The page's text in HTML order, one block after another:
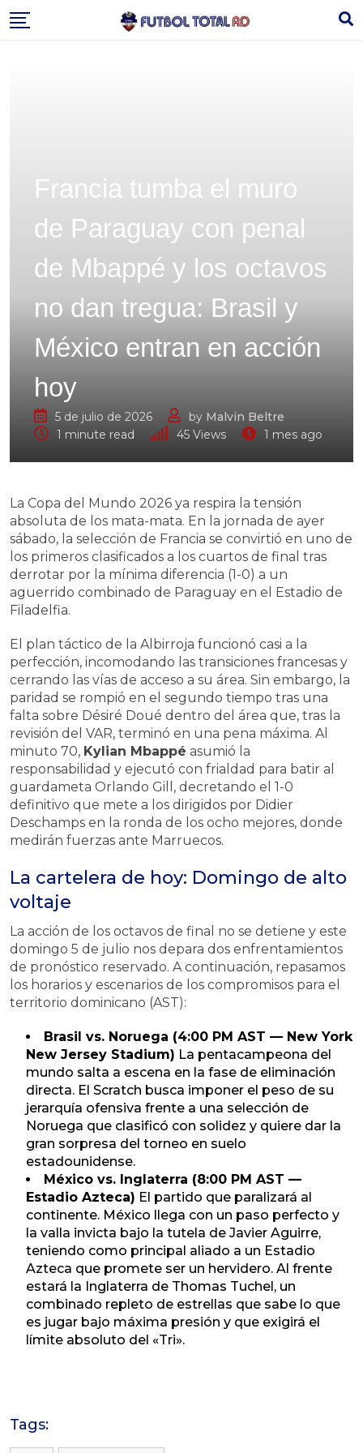
to
Francia tumba el muro
de Paraguay con penal
de Mbappé y los octavos
no dan tregua: Brasil y
México entran en acción
hoy
5 de julio de 2026 by Malvin Beltre
1 minute read
45 Views 1 mes ago
La Copa del Mundo 2026 ya respira la tensión
absoluta de los mata-mata. En la jornada de ayer
sábado, la selección de Francia se convirtió en uno de
los primeros clasificados a los cuartos de final tras
derrotar por la mínima diferencia (1-0) a un
aguerrido combinado de Paraguay en el Estadio de
Filadelfia.
El plan táctico de la Albirroja funcionó casi a la
perfección, incomodando las transiciones francesas y
cerrando las vías de acceso a su área. Sin embargo, la
paridad se rompió en el segundo tiempo tras una
falta sobre Désiré Doué dentro del área que, tras la
revisión del VAR, terminó en una pena máxima. Al
minuto 70, Kylian Mbappé asumió la
responsabilidad y ejecutó con frialdad para batir al
guardameta Orlando Gill, decretando el 1-0
definitivo que mete a los dirigidos por Didier
Deschamps en la ronda de los ocho mejores, donde
medirán fuerzas ante Marruecos.
La cartelera de hoy: Domingo de alto
voltaje
La acción de los octavos de final no se detiene y este
domingo 5 de julio nos depara dos enfrentamientos
de pronóstico reservado. A continuación, repasamos
los horarios y escenarios de los compromisos para el
territorio dominicano (AST):
Brasil vs. Noruega (4:00 PM AST — New York
New Jersey Stadium) La pentacampeona del
mundo salta a escena en la fase de eliminación
directa. El Scratch busca imponer el peso de su
jerarquía ofensiva frente a una selección de
Noruega que clasificó con solidez y quiere dar la
gran sorpresa del torneo en suelo
estadounidense.
México vs. Inglaterra (8:00 PM AST —
Estadio Azteca) El partido que paralizará al
continente. México llega con un paso perfecto y
la valla invicta bajo la tutela de Javier Aguirre,
teniendo como principal aliado a un Estadio
Azteca que promete ser un hervidero. Al frente
estará la Inglaterra de Thomas Tuchel, un
combinado repleto de estrellas que sabe lo que
es jugar bajo máxima presión y que exigirá el
límite absoluto del «Tri».
Tags: